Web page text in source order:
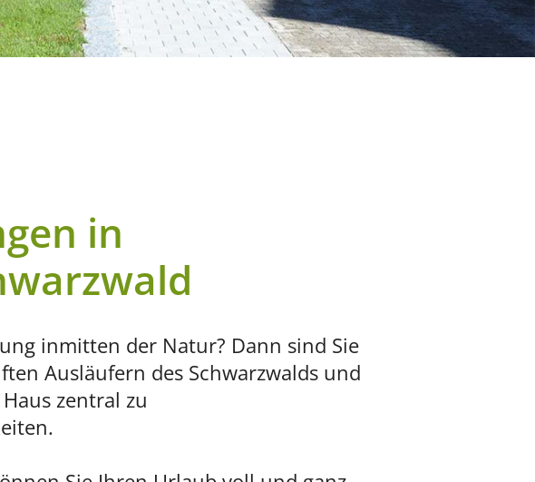
in
inmitten der Natur? Dann sind Sie
Ausläufern des Schwarzwalds und
zentral zu